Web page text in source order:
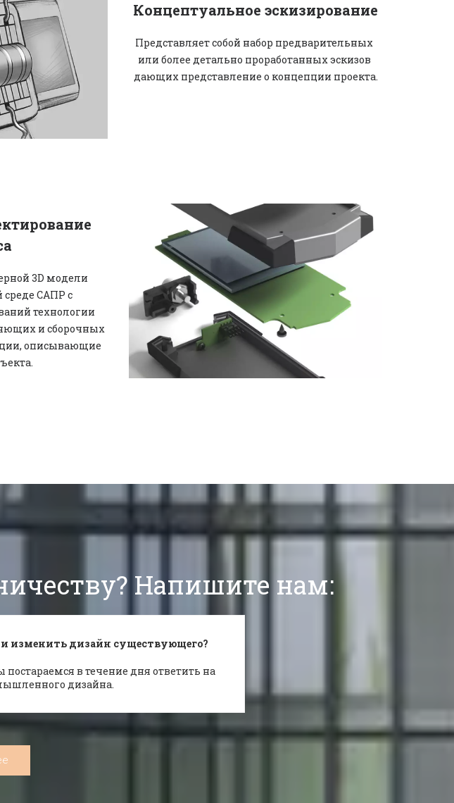
Концептуальное эскизирование
Представляет собой набор предварительных
или более детально проработанных эскизов
дающих представление о концепции проекта.
3D модели
САПР с
технологии
и сборочных
описывающие
Напишите нам:
изменить дизайн существующего?
в течение дня ответить на
дизайна.